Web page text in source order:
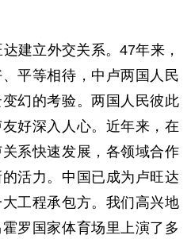
立外交关系。47年来，
平等相待，中卢两国人民
幻的考验。两国人民彼此
好深入人心。近年来，在
系快速发展，各领域合作
活力。中国已成为卢旺达
工程承包方。我们高兴地
罗国家体育场里上演了多